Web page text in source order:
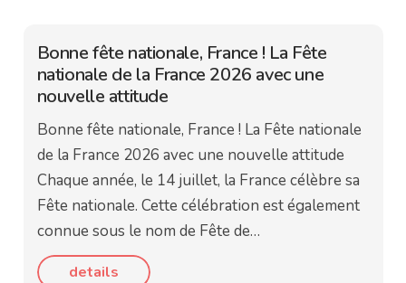
Bonne fête nationale, France ! La Fête
nationale de la France 2026 avec une
nouvelle attitude
Bonne fête nationale, France ! La Fête nationale
de la France 2026 avec une nouvelle attitude
Chaque année, le 14 juillet, la France célèbre sa
Fête nationale. Cette célébration est également
connue sous le nom de Fête de…
details